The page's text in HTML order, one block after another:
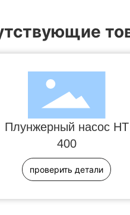
Плунжерный насос HT
400
проверить детали